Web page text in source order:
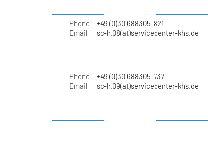
Phone
+49 (0)30 688305-821
Email
sc-h.08(at)servicecenter-khs.de
Phone
+49 (0)30 688305-737
Email
sc-h.09(at)servicecenter-khs.de